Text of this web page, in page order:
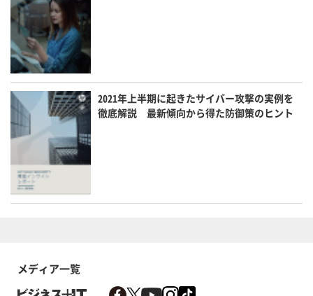
2021年上半期に起きたサイバー攻撃の実例を
徹底解説 最新傾向から得た防御策のヒント
メディア一覧